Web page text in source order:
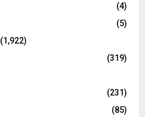
(4)
(5)
(1,922)
(319)
(231)
(85)